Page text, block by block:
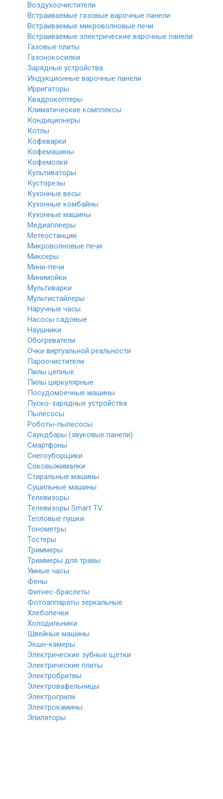
Воздухоочистители
Встраиваемые газовые варочные панели
Встраиваемые микроволновые печи
Встраиваемые электрические варочные панели
Газовые плиты
Газонокосилки
Зарядные устройства
Индукционные варочные панели
Ирригаторы
Квадрокоптеры
Климатические комплексы
Кондиционеры
Котлы
Кофеварки
Кофемашины
Кофемолки
Культиваторы
Кусторезы
Кухонные весы
Кухонные комбайны
Кухонные машины
Медиаплееры
Метеостанции
Микроволновые печи
Миксеры
Мини-печи
Минимойки
Мультиварки
Мультистайлеры
Наручные часы
Насосы садовые
Наушники
Обогреватели
Очки виртуальной реальности
Пароочистители
Пилы цепные
Пилы циркулярные
Посудомоечные машины
Пуско-зарядные устройства
Пылесосы
Роботы-пылесосы
Саундбары (звуковые панели)
Смартфоны
Снегоуборщики
Соковыжималки
Стиральные машины
Сушильные машины
Телевизоры
Телевизоры Smart TV
Тепловые пушки
Тонометры
Тостеры
Триммеры
Триммеры для травы
Умные часы
Фены
Фитнес-браслеты
Фотоаппараты зеркальные
Хлебопечки
Холодильники
Швейные машины
Экшн-камеры
Электрические зубные щетки
Электрические плиты
Электробритвы
Электровафельницы
Электрогрили
Электрокамины
Эпиляторы